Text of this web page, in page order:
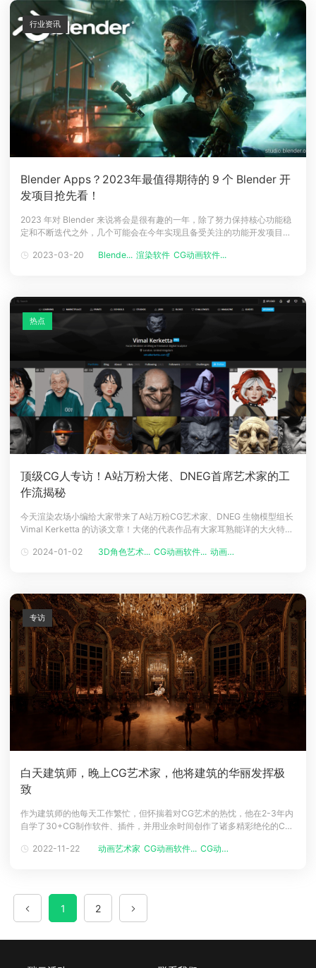
Blender Apps？2023年最值得期待的 9 个 Blender 开
发项目抢先看！
2023 年对 Blender 来说将会是很有趣的一年，除了努力保持核心功能稳
定和不断迭代之外，几个可能会在今年实现且备受关注的功能开发项目已
《2023年值得期待的项目》中，提到了哪些功能即将实现吧！01 新增实
2023-03-20 Blende... 渲染软件 CG动画软件...
行业资讯
顶级CG人专访！A站万粉大佬、DNEG首席艺术家的工
作流揭秘
今天渲染农场小编给大家带来了A站万粉CG艺术家、DNEG 生物模型组长
Vimal Kerketta 的访谈文章！大佬的代表作品有大家耳熟能详的大火特效
大佬给大家来期教学直播哇~www.artstation.com/vimalkerketta▲这个
2024-01-02 3D角色艺术... CG动画软件... 动画艺术家
热点
白天建筑师，晚上CG艺术家，他将建筑的华丽发挥极
致
作为建筑师的他每天工作繁忙，但怀揣着对CG艺术的热忱，他在2-3年内
自学了30+CG制作软件、插件，并用业余时间创作了诸多精彩绝伦的CG
感……他便是严圻 (Kay John Yim)。▲ 严圻近期部分作品 © Kay John
2022-11-22 动画艺术家 CG动画软件... CG动画电影
专访
1 2